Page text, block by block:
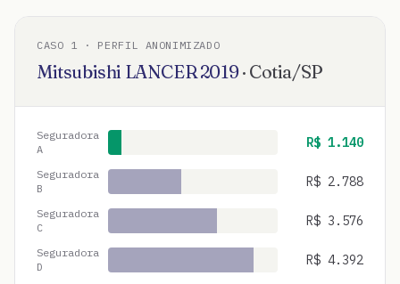
CASO 1 · PERFIL ANONIMIZADO
Mitsubishi LANCER2019· Cotia/SP
Seguradora
A
R$ 1.140
Seguradora
B
R$ 2.788
Seguradora
C
R$ 3.576
Seguradora
D
R$ 4.392